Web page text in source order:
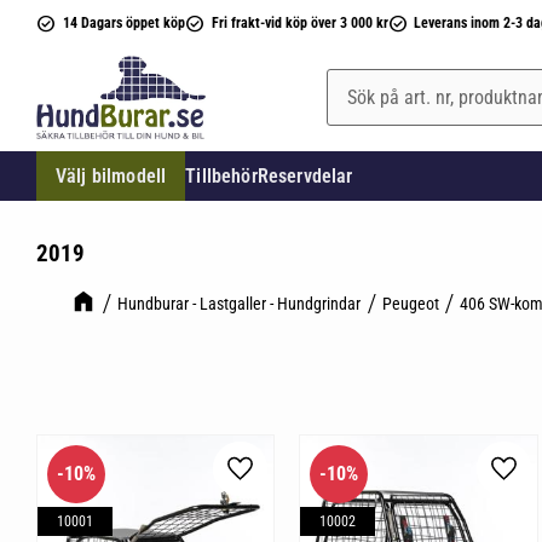
14 Dagars öppet köp Fri frakt-vid köp över 3 000 kr Leverans inom 2-3
Välj bilmodell TillbehörReservdelar
2019
Hundburar - Lastgaller - Hundgrindar Peugeot 406 SW-
10%
10001
Lägg till i favoriter
10%
10002